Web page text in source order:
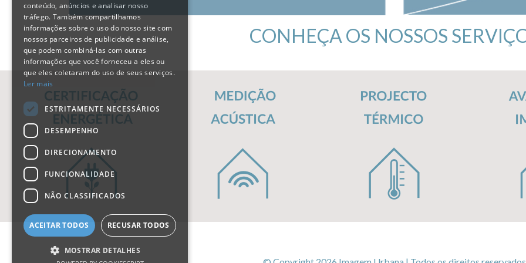
CONHEÇA OS NOSSOS
conteúdo, anúncios e analisar nosso
tráfego. Também compartilhamos
informações sobre o uso do nosso site com
nossos parceiros de publicidade e análise,
que podem combiná-las com outras
informações que você forneceu a eles ou
que eles coletaram do uso de seus serviços.
Ler mais
ESTRITAMENTE NECESSÁRIOS
DESEMPENHO
DIRECIONAMENTO
FUNCIONALIDADE
NÃO CLASSIFICADOS
ACEITAR TODOS RECUSAR TODOS
MOSTRAR DETALHES